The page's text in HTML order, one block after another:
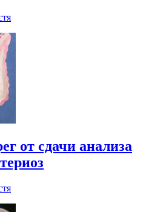
от сдачи анализа